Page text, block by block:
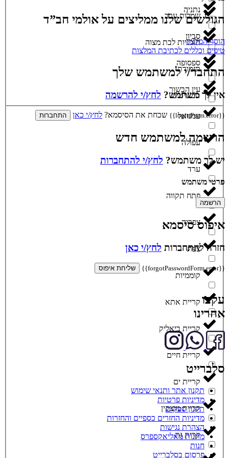
שמלות ערב
תוכניות לבת מצוה
תזמורת
תכשיטים
נתניה
סביון
ספסופה
עין הבשור
עמנואל
עפולה
ערד
פתח תקווה
צפריה
צפת
קוממיות
קריית אתא
קריית ביאליק
קריית חיים
קריית ים
קריית מוצקין
קרית גת
הגולשים שלנו ממליצים על אולמי חב”ד
הוסף המלצה
טיפים וכללים לכתיבת המלצות
התחבר/י למשתמש שלך
אין לך משתמש? לחץ/י להרשמה
{{loginForm.error}} שכחת את הסיסמא? לחץ/י כאן התחברות
הרשמה למשתמש חדש
יש לך משתמש? לחץ/י להתחברות
פרטי משתמש
הרשמה
איפוס סיסמא
חזרה להתחברות לחץ/י כאן
{{forgotPasswordForm.error}} שליחת איפוס
עקבו
אחרינו
סלברייט
תקנון אתר ותנאי שימוש
מדיניות פרטיות
תקנון ספקים
מדיניות החזרים כספיים והחזרות
הצהרת נגישות
מתנות מאליאקספרס
חנות
פרסום בסלברייט